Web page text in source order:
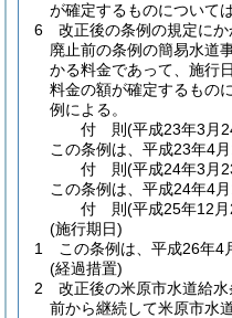
が確定するものについて
6
改正後の条例の規定に
廃止前の条例の簡易水道
かる料金であって、施行
料金の額が確定するもの
例による。
付 則(平成23年3月
この条例は、平成23年4
付 則(平成24年3月
この条例は、平成24年4
付 則(平成25年12
(施行期日)
1
この条例は、平成26年4
(経過措置)
2
改正後の米原市水道給
前から継続して米原市水